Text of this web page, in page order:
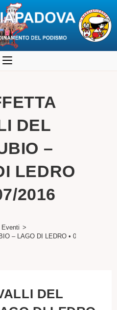
DEL
–
LEDRO
2016
Eventi >
– LAGO DI LEDRO • 02/07/2016
DEL